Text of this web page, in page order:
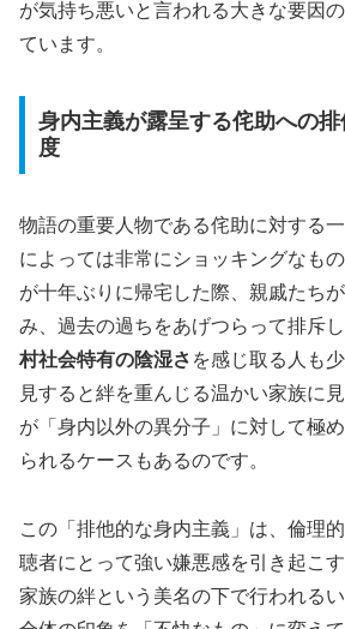
が気持ち悪いと言われる大きな要因
ています。
身内主義が露呈する侘助への
度
物語の重要人物である侘助に対する
によっては非常にショッキングなも
が十年ぶりに帰宅した際、親戚たち
み、過去の過ちをあげつらって排斥
村社会特有の陰湿さ を感じ取る人も
見すると絆を重んじる温かい家族に
が「身内以外の異分子」に対して極
られるケースもあるのです。
この「排他的な身内主義」は、倫理
聴者にとって強い嫌悪感を引き起こ
家族の絆という美名の下で行われる